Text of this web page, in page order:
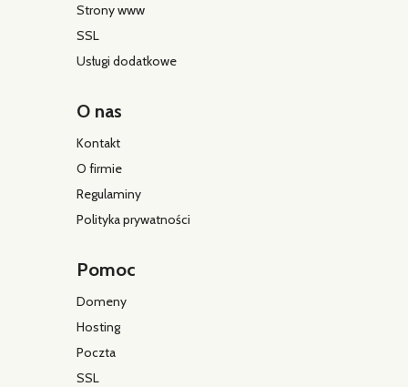
Strony www
SSL
Usługi dodatkowe
O nas
Kontakt
O firmie
Regulaminy
Polityka prywatności
Pomoc
Domeny
Hosting
Poczta
SSL